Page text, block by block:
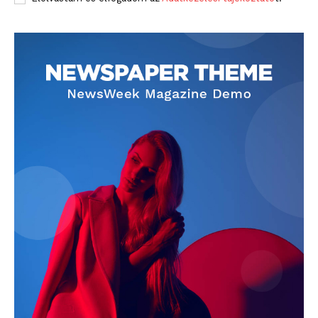
blogSZOLNOK
ELŐFIZETÉS